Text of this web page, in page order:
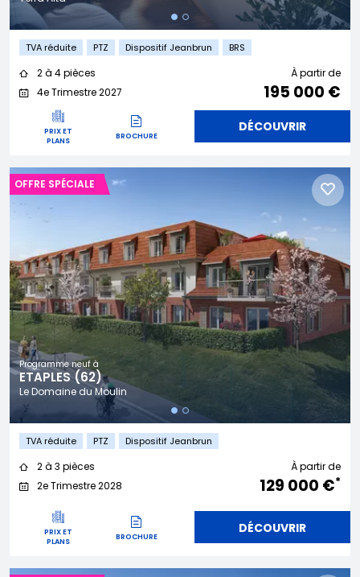
TVA réduite PTZ Dispositif Jeanbrun BRS
2 à 4 pièces
4e Trimestre 2027
À partir de
195 000 €
PRIX ET
PLANS
BROCHURE
DÉCOUVRIR
Programme neuf à
ETAPLES (62)
Le Domaine du Moulin
OFFRE SPÉCIALE
TVA réduite PTZ Dispositif Jeanbrun
2 à 3 pièces
2e Trimestre 2028
À partir de
129 000 €*
PRIX ET
PLANS
BROCHURE
DÉCOUVRIR